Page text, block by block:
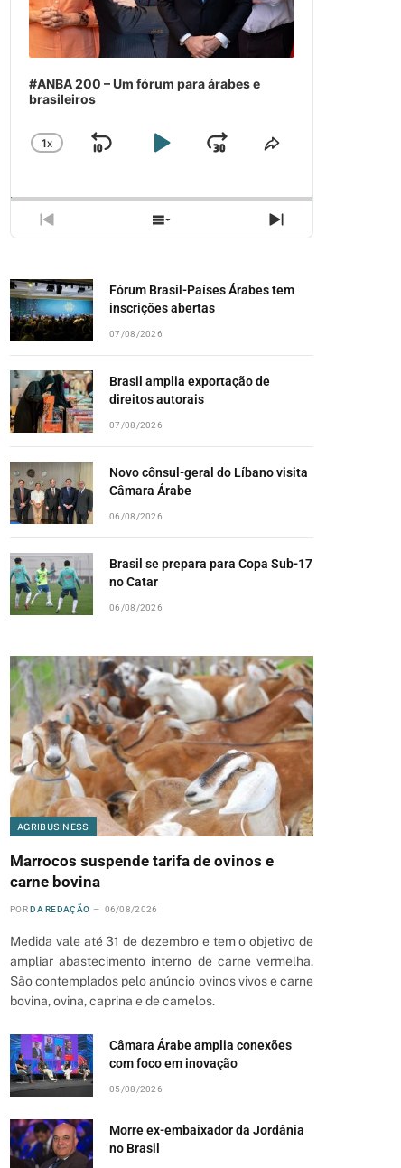
#ANBA 200 – Um fórum para árabes e
brasileiros
CHANGE
1X
SKIPPLAYJUMP
PREVIOUS
EPISODE
SHOW
EPISODES
NEXT
EPISODE
Fórum Brasil-Países Árabes tem
inscrições abertas
07/08/2026
Brasil amplia exportação de
direitos autorais
07/08/2026
Novo cônsul-geral do Líbano visita
Câmara Árabe
06/08/2026
Brasil se prepara para Copa Sub-17
no Catar
06/08/2026
AGRIBUSINESS
Marrocos suspende tarifa de ovinos e
carne bovina
POR DA REDAÇÃO 06/08/2026
Medida vale até 31 de dezembro e tem o objetivo de
ampliar abastecimento interno de carne vermelha.
São contemplados pelo anúncio ovinos vivos e carne
bovina, ovina, caprina e de camelos.
Câmara Árabe amplia conexões
com foco em inovação
05/08/2026
Morre ex-embaixador da Jordânia
no Brasil